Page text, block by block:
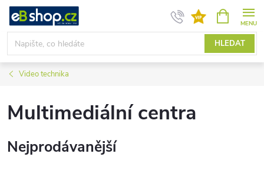
Přejít
obsah
HLEDAT
NÁKUPNÍ
KOŠÍK
Video technika
Multimediální centra
Nejprodávanější